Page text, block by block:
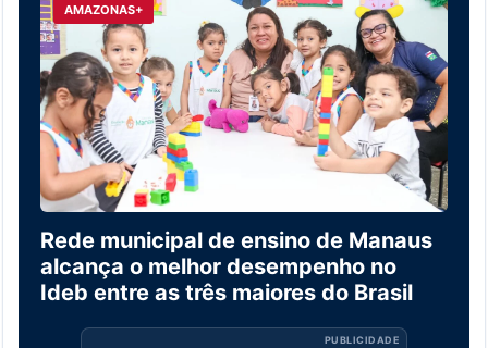
AMAZONAS+
Rede municipal de ensino de Manaus
alcança o melhor desempenho no
Ideb entre as três maiores do Brasil
PUBLICIDADE